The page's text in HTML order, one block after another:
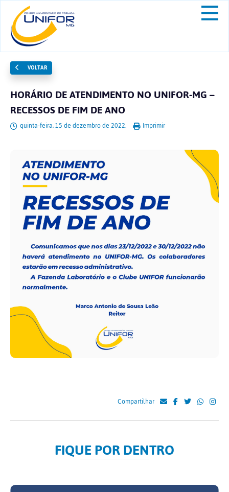
VOLTAR
HORÁRIO DE ATENDIMENTO NO UNIFOR-MG –
RECESSOS DE FIM DE ANO
quinta-feira, 15 de dezembro de 2022. Imprimir
Compartilhar
FIQUE POR DENTRO